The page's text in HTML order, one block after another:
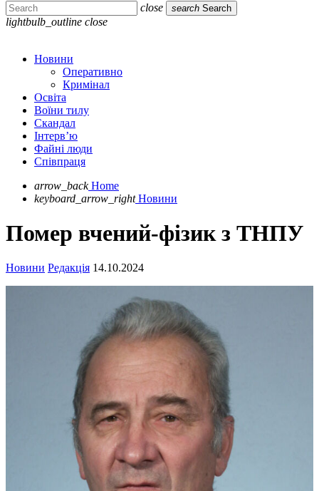
close search Search
lightbulb_outline close
Новини
Оперативно
Кримінал
Освіта
Воїни тилу
Скандал
Інтерв’ю
Файні люди
Співпраця
arrow_back Home
keyboard_arrow_right Новини
Помер вчений-фізик з ТНПУ
Новини Редакція 14.10.2024